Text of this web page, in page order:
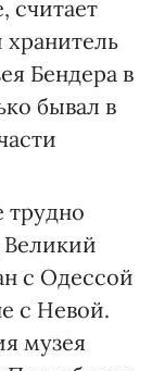
считает
хранитель
Бендера в
бывал в
трудно
Великий
с Одессой
с Невой.
музея